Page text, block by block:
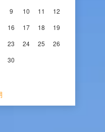
9 10 11
12
16 17 18
19
23 24 25
26
30